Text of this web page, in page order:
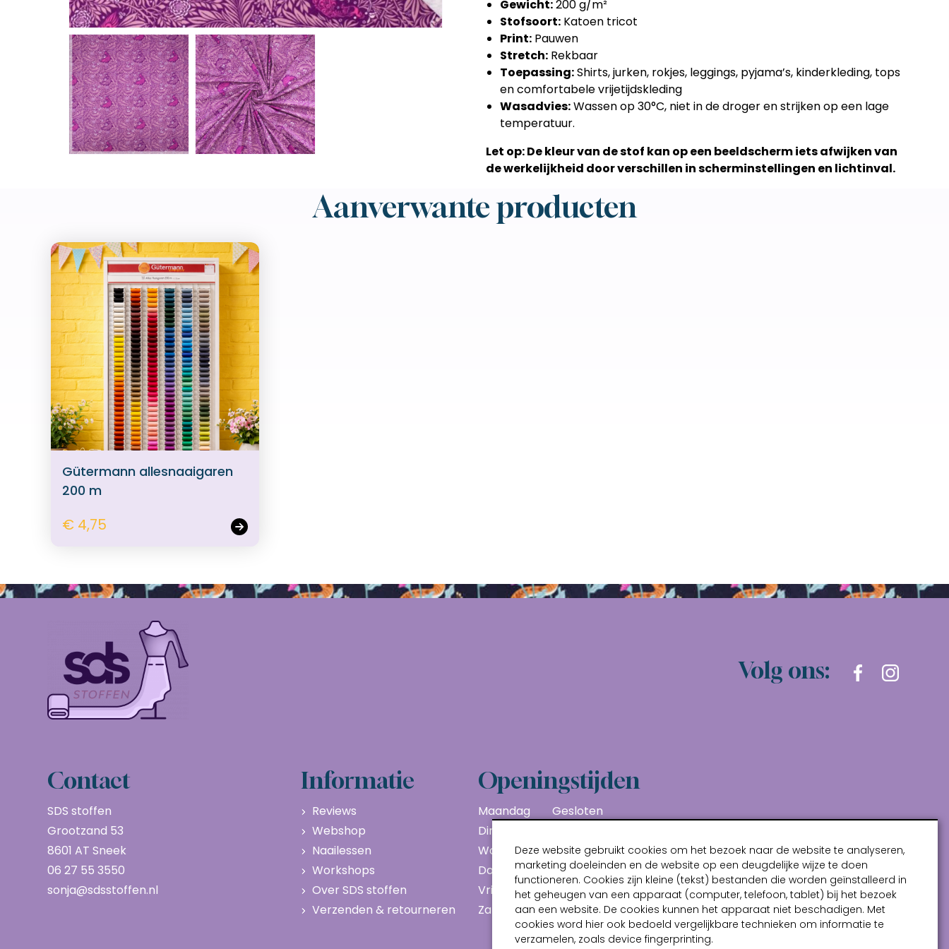
Gewicht:200 g/m²
Stofsoort: Katoen tricot
Print: Pauwen
Stretch: Rekbaar
Toepassing:Shirts, jurken, rokjes, leggings, pyjama’s, kinderkleding, tops
en comfortabele vrijetijdskleding
Wasadvies:Wassen op 30°C, niet in de droger en strijken op een lage
temperatuur.
Let op: De kleur van de stof kan op een beeldscherm iets afwijken van
de werkelijkheid door verschillen in scherminstellingen en lichtinval.
Aanverwante producten
Gütermann allesnaaigaren
200 m
€ 4,75
Volg ons:
Contact
SDS stoffen
Grootzand 53
8601 AT Sneek
06 27 55 3550
sonja@sdsstoffen.nl
Informatie
Reviews
Webshop
Naailessen
Workshops
Over SDS stoffen
Verzenden & retourneren
Openingstijden
Maandag
Gesloten
Dinsdag
Woensdag
10:00 - 17:00
Donderdag
10:00 - 17:00
Vrijdag
10:00 - 17:00
Zaterdag
10:00 - 17:00
Deze website gebruikt cookies om het bezoek naar de website te analyseren,
marketing doeleinden en de website op een deugdelijke wijze te doen
functioneren. Cookies zijn kleine (tekst) bestanden die worden geïnstalleerd in
het geheugen van een apparaat (computer, telefoon, tablet) bij het bezoek
aan een website. De cookies kunnen het apparaat niet beschadigen. Met
cookies word hier ook bedoeld vergelijkbare technieken om informatie te
verzamelen, zoals device fingerprinting.